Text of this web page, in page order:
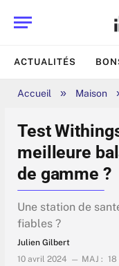
ACTUALITÉS
Accueil » Maison
Test
meilleure
de gamme ?
Une station de
fiables ?
Julien Gilbert
10 avril 2024
MAJ :